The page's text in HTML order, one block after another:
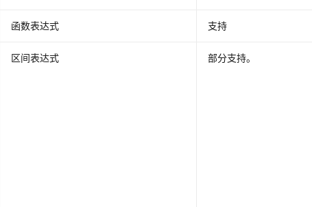
函数表达式 支持
区间表达式 部分支持。